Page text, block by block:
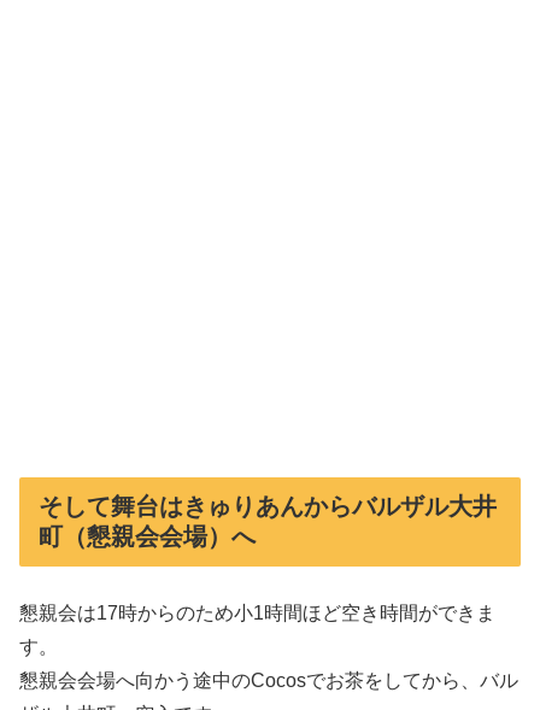
そして舞台はきゅりあんからバルザル大井
町（懇親会会場）へ
懇親会は17時からのため小1時間ほど空き時間ができま
す。
懇親会会場へ向かう途中のCocosでお茶をしてから、バル